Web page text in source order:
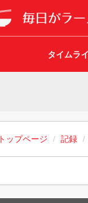
タイムラ
トップページ 記録